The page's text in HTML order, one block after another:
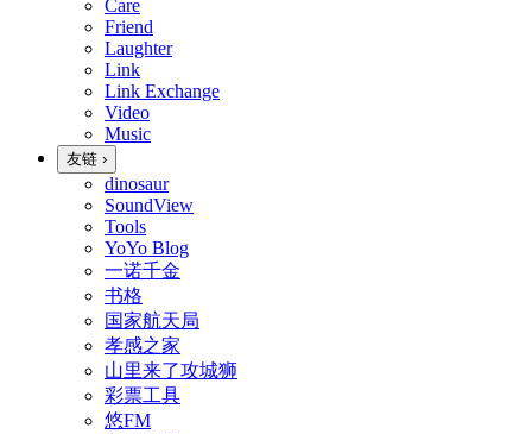
Care
Friend
Laughter
Link
Link Exchange
Video
Music
友链 ›
dinosaur
SoundView
Tools
YoYo Blog
一诺千金
书格
国家航天局
孝感之家
山里来了攻城狮
彩票工具
悠FM